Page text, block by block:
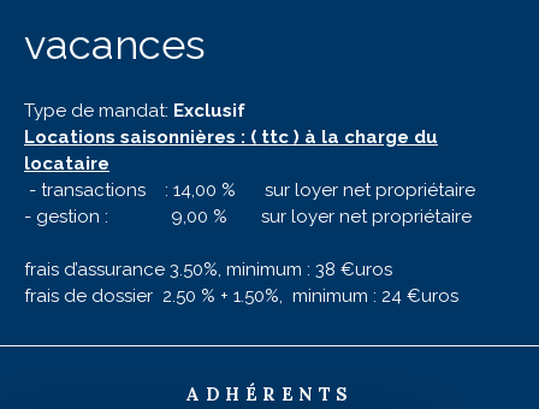
vacances
Type de mandat: Exclusif
Locations saisonnières : ( ttc ) à la charge du
locataire
- transactions : 14,00 % sur loyer net propriétaire
- gestion : 9,00 % sur loyer net propriétaire
frais d’assurance 3.50%, minimum : 38 €uros
frais de dossier 2.50 % + 1.50%, minimum : 24 €uros
ADHÉRENTS